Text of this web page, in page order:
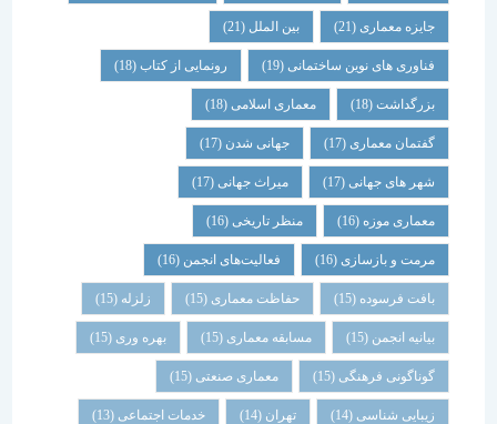
جایزه معماری (21) بین الملل(21)
فناوری های نوین ساختمانی(19) رونمایی از کتاب (18)
بزرگداشت (18) معماری اسلامی(18)
گفتمان معماری (17) جهانی شدن(17)
شهر های جهانی(17) میراث جهانی(17)
معماری موزه(16) منظر تاریخی (16)
مرمت و بازسازی(16) فعالیت‌های انجمن(16)
بافت فرسوده (15) حفاظت معماری (15) زلزله
بیانیه انجمن(15) مسابقه معماری (15) بهره وری(15)
گوناگونی فرهنگی (15) معماری صنعتی(15)
زیبایی شناسی (14) تهران خدمات اجتماعی (13)